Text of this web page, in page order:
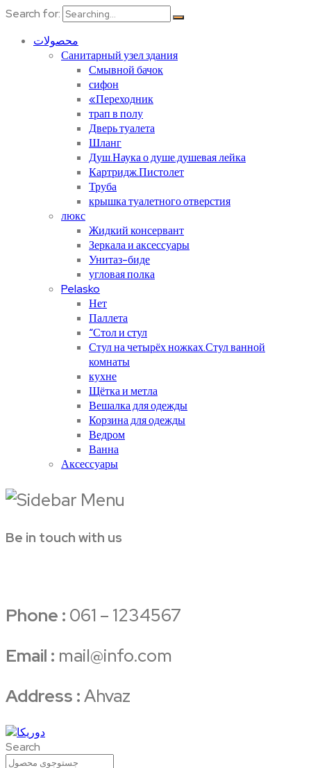
Search for:
محصولات
Санитарный узел здания
Смывной бачок
сифон
«Переходник
трап в полу
Дверь туалета
Шланг
Душ.Наука о душе.душевая лейка
Картридж.Пистолет
Труба
крышка туалетного отверстия
люкс
Жидкий консервант
Зеркала и аксессуары
Унитаз-биде
угловая полка
Pelasko
Нет
Паллета
“Стол и стул
Стул на четырёх ножках.Стул ванной
комнаты
кухне
Щётка и метла
Вешалка для одежды
Корзина для одежды
Ведром
Ванна
Аксессуары
Be in touch with us
Phone : 061 – 1234567
Email : mail@info.com
Address :Ahvaz
Search